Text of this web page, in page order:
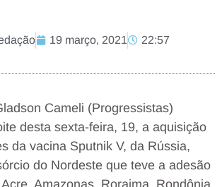
19 março, 2021 22:57
Cameli (Progressistas)
desta sexta-feira, 19, a aquisição
da vacina Sputnik V, da Rússia,
do Nordeste que teve a adesão